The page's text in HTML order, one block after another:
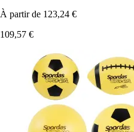
À partir de 123,24 €
109,57 €